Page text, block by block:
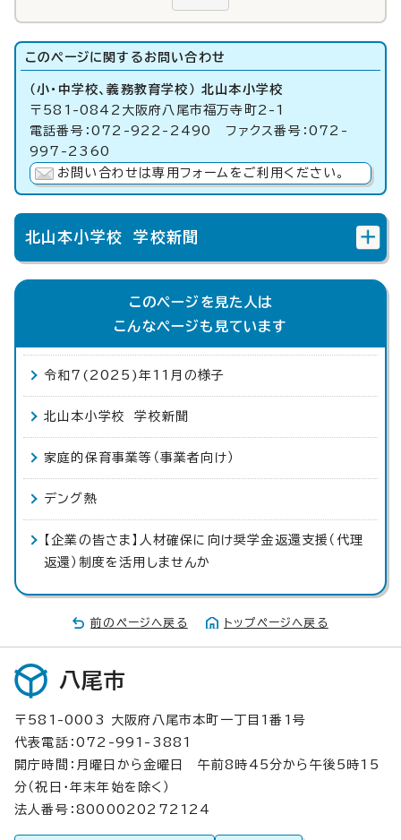
このページに関する お問い合わせ
（小・中学校、義務教育学校） 北山本小学校
〒581-0842大阪府八尾市福万寺町2-1
電話番号：072-922-2490 ファクス番号：072-
997-2360
お問い合わせは専用フォームをご利用ください。
北山本小学校 学校新聞
このページを見た人は
こんなページも見ています
令和7(2025)年11月の様子
北山本小学校 学校新聞
家庭的保育事業等（事業者向け）
デング熱
【企業の皆さま】人材確保に向け奨学金返還支援（代理
返還）制度を活用しませんか
前のページへ戻る トップページへ戻る
八尾市
〒581-0003 大阪府八尾市本町一丁目1番1号
代表電話：072-991-3881
開庁時間：月曜日から金曜日 午前8時45分から午後5時15
分（祝日・年末年始を除く）
法人番号：8000020272124